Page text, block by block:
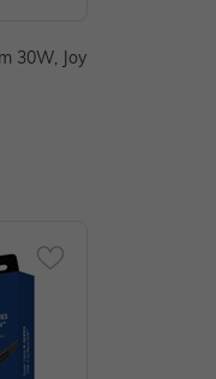
30W, Joy